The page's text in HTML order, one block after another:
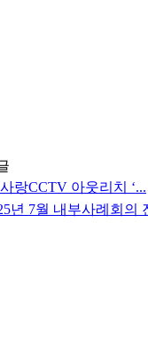
랑CCTV 아웃리치 ‘...
년 7월 내부사례회의